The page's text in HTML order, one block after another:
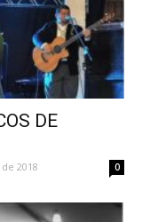
DE
2018 0